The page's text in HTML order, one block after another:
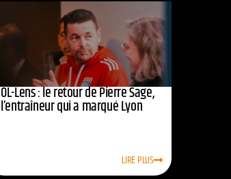
OL-Lens : le retour de Pierre Sage,
l’entraîneur qui a marqué Lyon
LIRE PLUS